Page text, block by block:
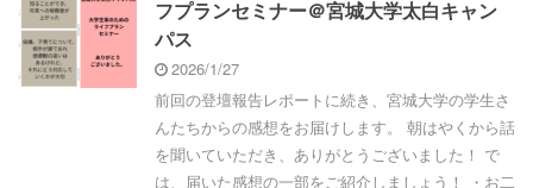
フプランセミナー＠宮城大学太白キャン
パス
2026/1/27
前回の登壇報告レポートに続き、宮城大学の学生さ
んたちからの感想をお届けします。 朝はやくから話
を聞いていただき、ありがとうございました！ で
は、届いた感想の一部をご紹介しましょう！ ・お二